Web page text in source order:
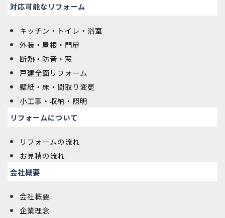
対応可能なリフォーム
キッチン・トイレ・浴室
外装・屋根・門扉
断熱・防音・窓
戸建全面リフォーム
壁紙・床・間取り変更
小工事・収納・照明
リフォームについて
リフォームの流れ
お見積の流れ
会社概要
会社概要
企業理念